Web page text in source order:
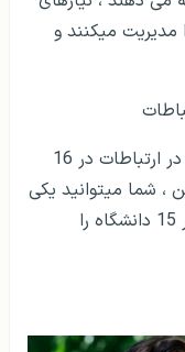
مدیریت می­کنند و
اطلاعات مربوط به 16 برنامه کارشناسی در ارتباطات در 16
، شما می­توانید یکی
از 15 برنامه کارشناسی ارشد ارتباطات در 15 دانشگاه را